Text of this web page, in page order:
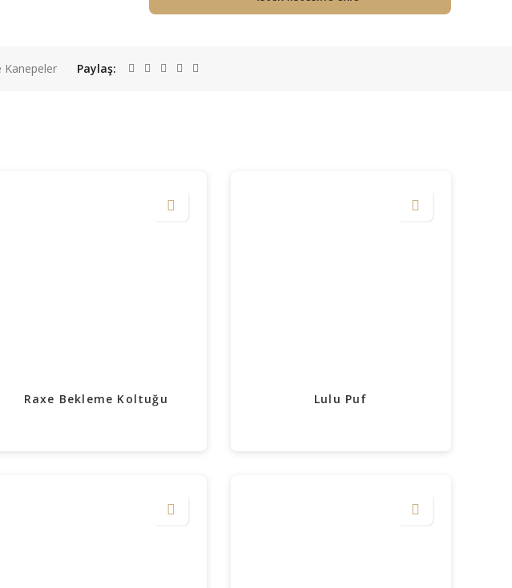
Kanepeler Paylaş
Raxe Bekleme Koltuğu Lulu Puf